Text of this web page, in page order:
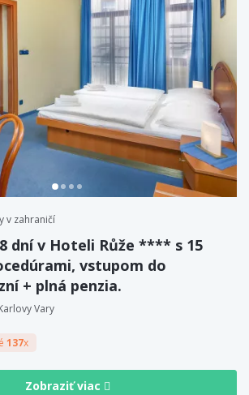
v zahraničí
dní v Hoteli Růže **** s 15
vstupom do
+ plná penzia.
Vary
137x
Zobraziť viac